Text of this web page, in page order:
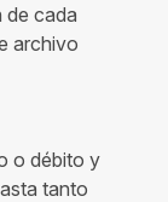
de cada
archivo
o débito y
tanto